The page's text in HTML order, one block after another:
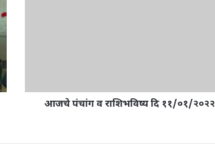
आजचे पंचांग व राशिभविष्य दि ११/०१/२०२२